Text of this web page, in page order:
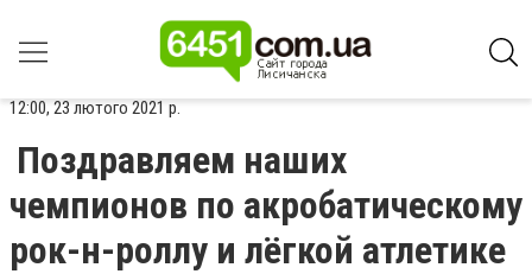
12:00, 23 лютого 2021 р.
Поздравляем наших
чемпионов по акробатическому
рок-н-роллу и лёгкой атлетике